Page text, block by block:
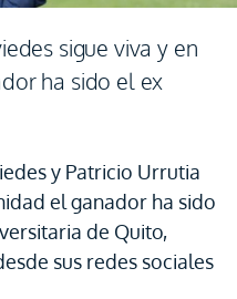
sigue viva y en
ha sido el ex
y Patricio Urrutia
el ganador ha sido
de Quito,
sus redes sociales